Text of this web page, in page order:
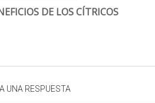
DE LOS CÍTRICOS
UNA RESPUESTA